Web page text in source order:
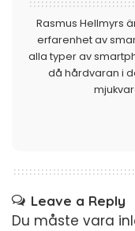
Rasmus Hellmyrs
erfarenhet av
alla typer av
då hårdvaran i
Leave a Reply
Du måste vara